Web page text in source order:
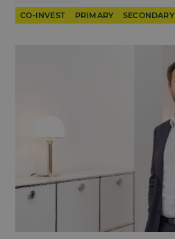
CO-INVEST PRIMARY SECONDARY